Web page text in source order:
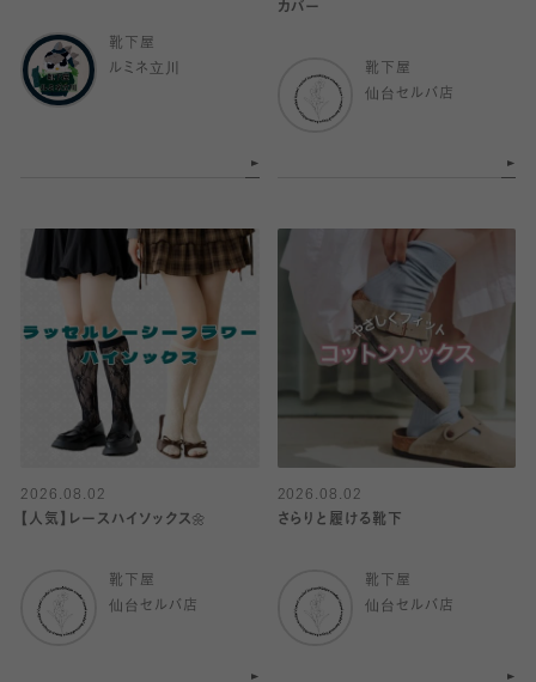
靴下屋
ルミネ立川
カバー
靴下屋
仙台セルバ店
2026.08.02
【人気】レースハイソックス🌼
靴下屋
仙台セルバ店
2026.08.02
さらりと履ける靴下
靴下屋
仙台セルバ店